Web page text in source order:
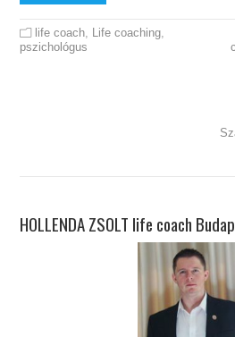
life coach Life coaching
pszichológus
HOLLENDA ZSOLT life coach